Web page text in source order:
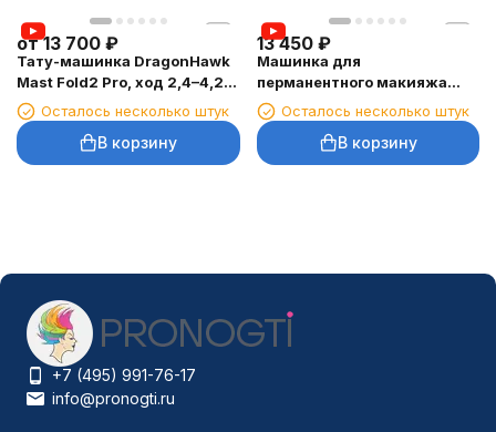
от13 700 ₽
Тату-машинка DragonHawk
Mast Fold2 Pro, ход 2,4–4,2
мм Осталось несколько штук
В корзину
13 450 ₽
Машинка для
перманентного макияжа
DragonHawk Mast Y22 Pro,
ход 3 мм
Осталось несколько штук
В корзину
+7 (495) 991-76-17
info@pronogti.ru